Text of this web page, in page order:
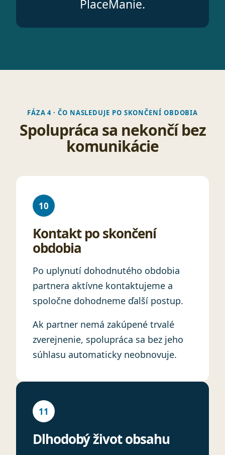
PlaceManie.
FÁZA 4 · ČO NASLEDUJE PO SKONČENÍ OBDOBIA
Spolupráca sa nekončí bez
komunikácie
10
Kontakt po skončení
obdobia
Po uplynutí dohodnutého obdobia
partnera aktívne kontaktujeme a
spoločne dohodneme ďalší postup.
Ak partner nemá zakúpené trvalé
zverejnenie, spolupráca sa bez jeho
súhlasu automaticky neobnovuje.
11
Dlhodobý život obsahu